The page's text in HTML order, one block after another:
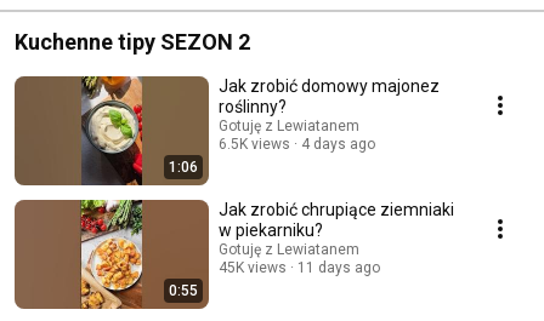
Kuchenne tipy SEZON 2
1:06
Jak zrobić domowy majonez
roślinny?
Gotuję z Lewiatanem
6.5K views
4 days ago
0:55
Jak zrobić chrupiące ziemniaki
w piekarniku?
Gotuję z Lewiatanem
45K views
11 days ago